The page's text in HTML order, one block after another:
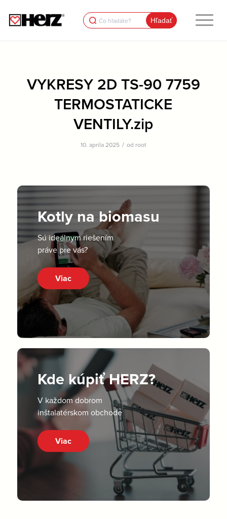
Search
for:
VYKRESY 2D TS-90 7759
TERMOSTATICKE
VENTILY.zip
10. apríla 2025 / od root
Kotly na biomasu
Sú ideálnym riešením
práve pre vás?
Viac
Kde kúpiť HERZ?
V každom dobrom
inštalatérskom obchode
Viac